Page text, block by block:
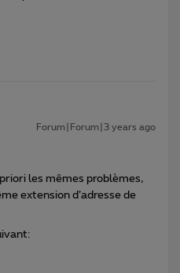
Forum|Forum|3 years ago
les mêmes problèmes,
extension d’adresse de